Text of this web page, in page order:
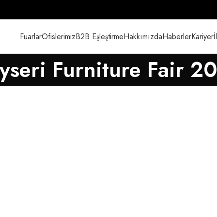
FuarlarOfislerimizB2B EşleştirmeHakkımızdaHaberlerKariyer
Furniture Fair